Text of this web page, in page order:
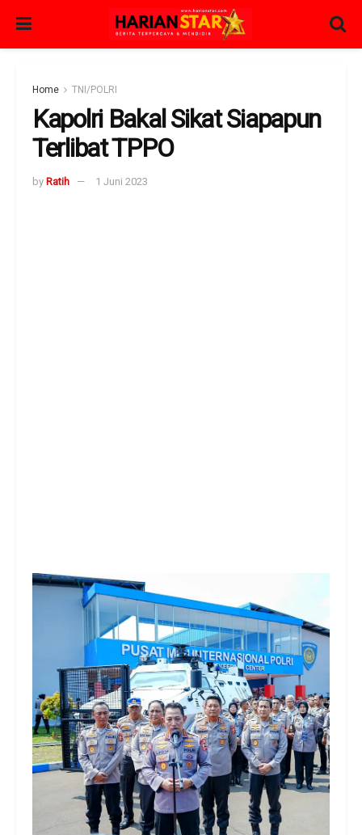
Home TNI/POLRI
Kapolri Bakal Sikat Siapapun
Terlibat TPPO
by Ratih 1 Juni 2023